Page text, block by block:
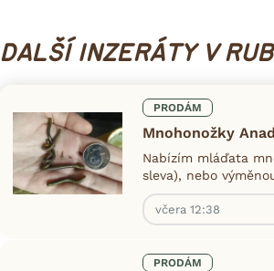
DALŠÍ INZERÁTY V
PRODÁM
Mnohonožky
Nabízím mláďata
sleva), nebo
včera 12:38
PRODÁM